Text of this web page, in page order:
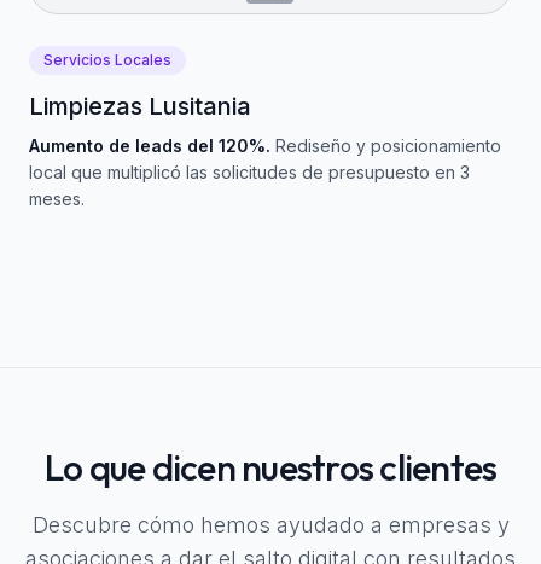
Servicios Locales
Limpiezas Lusitania
Aumento de leads del 120%. Rediseño y posicionamiento
local que multiplicó las solicitudes de presupuesto en 3
meses.
Lo que dicen nuestros clientes
Descubre cómo hemos ayudado a empresas y
asociaciones a dar el salto digital con resultados